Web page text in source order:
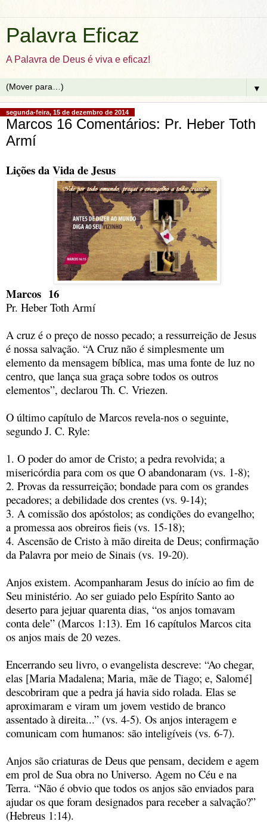
Palavra Eficaz
A Palavra de Deus é viva e eficaz!
▼
segunda-feira, 15 de dezembro de 2014
Marcos 16 Comentários: Pr. Heber Toth
Armí
Lições da Vida de Jesus
Marcos 16
Pr. Heber Toth Armí
A cruz é o preço de nosso pecado; a ressurreição de Jesus
é nossa salvação. “A Cruz não é simplesmente um
elemento da mensagem bíblica, mas uma fonte de luz no
centro, que lança sua graça sobre todos os outros
elementos”, declarou Th. C. Vriezen.
O último capítulo de Marcos revela-nos o seguinte,
segundo J. C. Ryle:
1. O poder do amor de Cristo; a pedra revolvida; a
misericórdia para com os que O abandonaram (vs. 1-8);
2. Provas da ressurreição; bondade para com os grandes
pecadores; a debilidade dos crentes (vs. 9-14);
3. A comissão dos apóstolos; as condições do evangelho;
a promessa aos obreiros fieis (vs. 15-18);
4. Ascensão de Cristo à mão direita de Deus; confirmação
da Palavra por meio de Sinais (vs. 19-20).
Anjos existem. Acompanharam Jesus do início ao fim de
Seu ministério. Ao ser guiado pelo Espírito Santo ao
deserto para jejuar quarenta dias, “os anjos tomavam
conta dele” (Marcos 1:13). Em 16 capítulos Marcos cita
os anjos mais de 20 vezes.
Encerrando seu livro, o evangelista descreve: “Ao chegar,
elas [Maria Madalena; Maria, mãe de Tiago; e, Salomé]
descobriram que a pedra já havia sido rolada. Elas se
aproximaram e viram um jovem vestido de branco
assentado à direita...” (vs. 4-5). Os anjos interagem e
comunicam com humanos: são inteligíveis (vs. 6-7).
Anjos são criaturas de Deus que pensam, decidem e agem
em prol de Sua obra no Universo. Agem no Céu e na
Terra. “Não é obvio que todos os anjos são enviados para
ajudar os que foram designados para receber a salvação?”
(Hebreus 1:14).